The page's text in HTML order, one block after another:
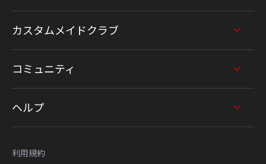
カスタムメイドクラブ
コミュニティ
ヘルプ
利用規約